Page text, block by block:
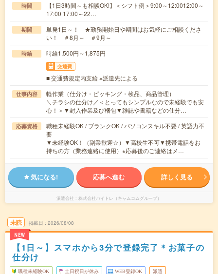
時間
【1日3時間～も相談OK!】＜シフト例＞9:00～12:0012:00～
17:00 17:00～22…
期間
単発1日～！ ★勤務開始日や期間はお気軽にご相談くださ
い！ ＃8月～ ＃9月～
時給 時給1,500円～1,875円
交通費
■ 交通費規定内支給 ※派遣先による
仕事内容
軽作業（仕分け・ピッキング・検品、商品管理）
＼チラシの仕分け／＜とってもシンプルなので未経験でも安
心！＞▼封入作業及び梱包▼雑誌や書籍などの仕分…
応募資格
職種未経験OK / ブランクOK / パソコンスキル不要 / 英語力不
要
▼未経験OK！（副業歓迎☆）▼高校生不可▼携帯電話をお
持ちの方（業務連絡に使用）※応募後のご連絡はメ…
気になる! 応募へ進む 詳しく見る
派遣会社 株式会社バイトレ（キャムコムグループ）
未読
NEW
掲載日 2026/08/08
【1日～】スマホから3分で登録完了＊お菓子の
仕分け
職種未経験OK 土日祝日が休み WEB登録OK 派遣